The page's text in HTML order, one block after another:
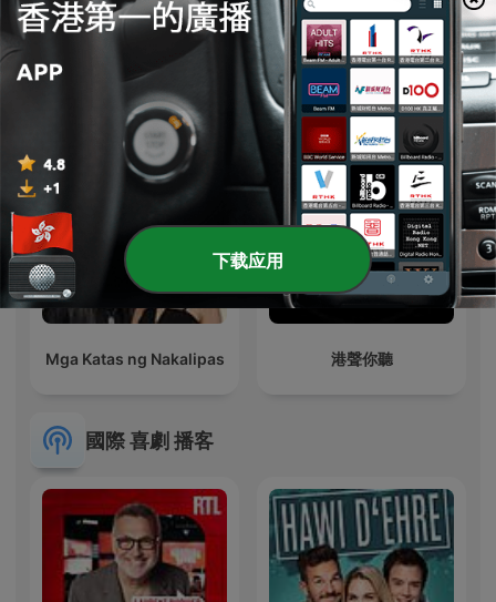
NACK5 NEXT ひまひまの
放課後キラハピFRIDAY！
DIE GRUABERIN
Mga Katas ng Nakalipas 港聲你聽
國際 喜劇 播客
下载应用